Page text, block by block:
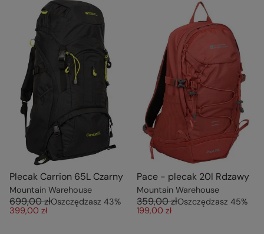
Plecak Carrion 65L Czarny
Mountain Warehouse
699,00 złOszczędzasz 43%
399,00 zł
Pace - plecak 20l Rdzawy
Mountain Warehouse
359,00 złOszczędzasz 45%
199,00 zł